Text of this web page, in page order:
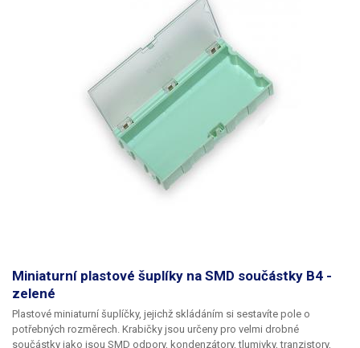
Miniaturní plastové šuplíky na SMD součástky B4 -
zelené
Plastové miniaturní šuplíčky, jejichž skládáním si sestavíte pole o
potřebných rozměrech. Krabičky jsou určeny pro velmi drobné
součástky jako jsou SMD odpory, kondenzátory, tlumivky, tranzistory,